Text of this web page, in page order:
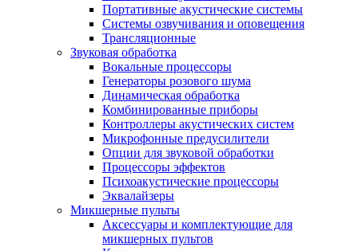
Портативные акустические системы
Системы озвучивания и оповещения
Трансляционные
Звуковая обработка
Вокальные процессоры
Генераторы розового шума
Динамическая обработка
Комбинированные приборы
Контроллеры акустических систем
Микрофонные предусилители
Опции для звуковой обработки
Процессоры эффектов
Психоакустические процессоры
Эквалайзеры
Микшерные пульты
Аксессуары и комплектующие для
микшерных пультов